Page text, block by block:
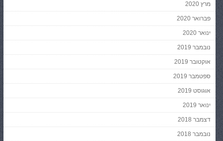
מרץ 2020
פברואר 2020
ינואר 2020
נובמבר 2019
אוקטובר 2019
ספטמבר 2019
אוגוסט 2019
ינואר 2019
דצמבר 2018
נובמבר 2018